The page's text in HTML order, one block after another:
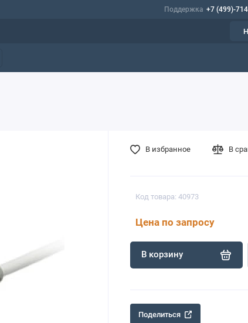
Поддержка +7 (499)-
Код товара: 40973
Цена по запросу
В корзину
В избранное В
Поделиться